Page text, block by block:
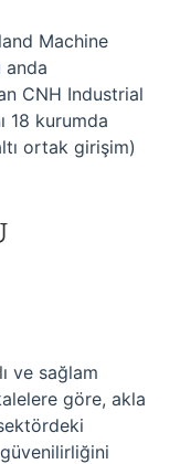
Machine
anda
CNH Industrial
18 kurumda
ortak girişim)
ve sağlam
göre, akla